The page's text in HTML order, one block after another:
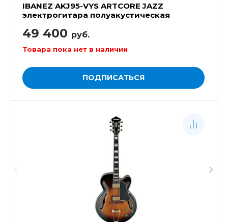
IBANEZ AKJ95-VYS ARTCORE JAZZ
электрогитара полуакустическая
49 400 руб.
Товара пока нет в наличии
ПОДПИСАТЬСЯ